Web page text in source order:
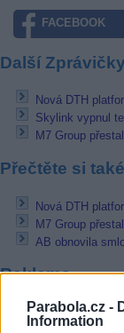
Parabola.cz -
Information
FACEBOOK
Další Zprávičky
Nová DTH
Skylink vypnul
M7 Group
Přečtěte si také
Nová DTH
M7 Group
AB obnovila
Reklama
Pracovní